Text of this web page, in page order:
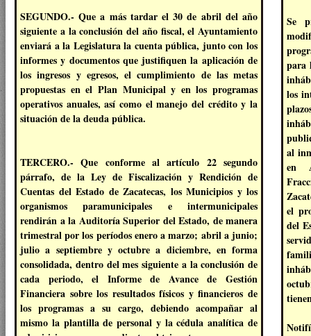
SEGUNDO.- Que a más tardar el 30 de abril del año
siguiente a la conclusión del año fiscal, el Ayuntamiento
enviará a la Legislatura la cuenta pública, junto con los
informes y documentos que justifiquen la aplicación de
los ingresos y egresos, el cumplimiento de las metas
propuestas en el Plan Municipal y en los programas
operativos anuales, así como el manejo del crédito y la
situación de la deuda pública.
TERCERO.- Que conforme al artículo 22 segundo
párrafo, de la Ley de Fiscalización y Rendición de
Cuentas del Estado de Zacatecas, los Municipios y los
organismos paramunicipales e intermunicipales
rendirán a la Auditoría Superior del Estado, de manera
trimestral por los períodos enero a marzo; abril a junio;
julio a septiembre y octubre a diciembre, en forma
consolidada, dentro del mes siguiente a la conclusión de
cada periodo, el Informe de Avance de Gestión
Financiera sobre los resultados físicos y financieros de
los programas a su cargo, debiendo acompañar al
mismo la plantilla de personal y la cédula analítica de
Se
para
los
al
en
el
del